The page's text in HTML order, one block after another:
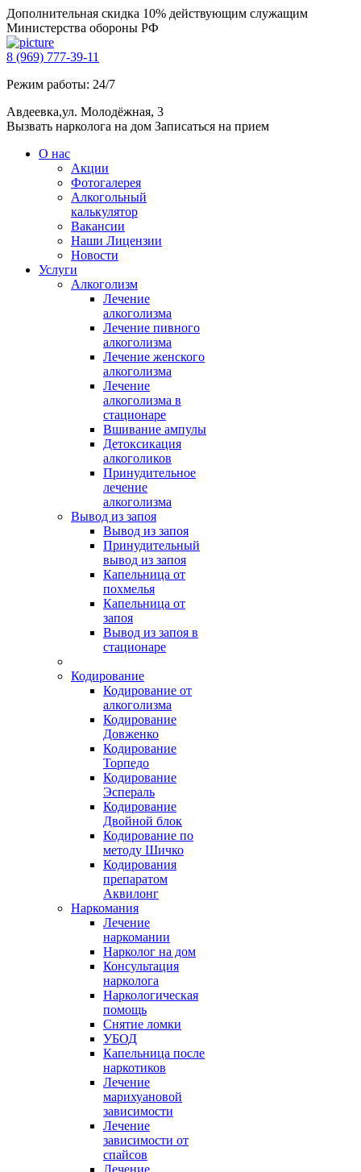
Дополнительная скидка 10% действующим служащим
Министерства обороны РФ
8 (969) 777-39-11
Режим работы: 24/7
Авдеевка,ул. Молодёжная, 3
Вызвать нарколога на дом Записаться на прием
О нас
Акции
Фотогалерея
Алкогольный
калькулятор
Вакансии
Наши Лицензии
Новости
Услуги
Алкоголизм
Лечение
алкоголизма
Лечение пивного
алкоголизма
Лечение женского
алкоголизма
Лечение
алкоголизма в
стационаре
Вшивание ампулы
Детоксикация
алкоголиков
Принудительное
лечение
алкоголизма
Вывод из запоя
Вывод из запоя
Принудительный
вывод из запоя
Капельница от
похмелья
Капельница от
запоя
Вывод из запоя в
стационаре
Кодирование
Кодирование от
алкоголизма
Кодирование
Довженко
Кодирование
Торпедо
Кодирование
Эспераль
Кодирование
Двойной блок
Кодирование по
методу Шичко
Кодирования
препаратом
Аквилонг
Наркомания
Лечение
наркомании
Нарколог на дом
Консультация
нарколога
Наркологическая
помощь
Снятие ломки
УБОД
Капельница после
наркотиков
Лечение
марихуановой
зависимости
Лечение
зависимости от
спайсов
Лечение